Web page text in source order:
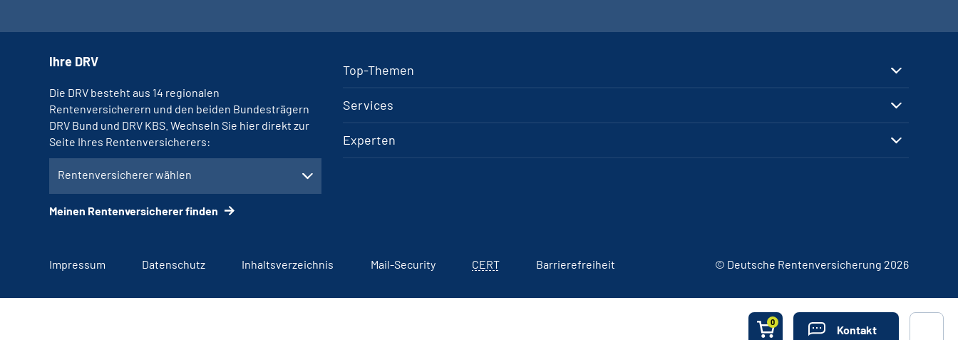
0
Kontakt
Top-Themen
Services
Experten
Ihre DRV
Die DRV besteht aus 14 regionalen
Rentenversicherern und den beiden Bundesträgern
DRV Bund und DRV KBS. Wechseln Sie hier direkt zur
Seite Ihres Rentenversicherers:
Rentenversicherer wählen
Meinen Rentenversicherer finden
Impressum Datenschutz Inhaltsverzeichnis Mail-Security CERT Barrierefreiheit © Deutsche Rentenversicherung 2026